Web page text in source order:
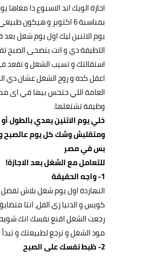
اجازة الويك اند الاسبوع دا معاها
بمناسبة 6 اكتوبر و هيكون
يوم الاتنين ليك اول يوم شغل بعد
اللطيفة دي و انت بتصحى الصبح
استقالتك و تسيب الشغل و تقعد
اعقل كده و روح الشغل عشان دي
العامة اللي حتحس بيها في اى
وظيفة تشتغلها.
خلي يوم الاتنين يعدي بالطول
ومتقلبش وشك كل يوم
بس في مصر
للتعامل مع الشغل بعد الاجازة!
1- واجه الحقيقة
النهاردة اول يوم شغل بلاش
كويس و الدنيا زي الفل، انتا
رجعت الشغل اقنع نفسك انك
مود الشغل و ترجع لطبيعتكو
2- ظبط نفسك على الصبح